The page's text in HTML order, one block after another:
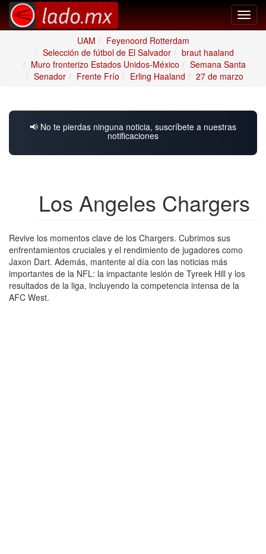
UAM
Feyenoord Rotterdam
Selección de fútbol de El Salvador
braut haaland
Muro fronterizo Estados Unidos-México
Semana Santa
Senador
Frente Frío Erling Haaland 27 de marzo
📢 No te pierdas ninguna noticia, suscríbete a nuestras
notificaciones
Los Angeles Chargers
Revive los momentos clave de los Chargers. Cubrimos sus
enfrentamientos cruciales y el rendimiento de jugadores como
Jaxon Dart. Además, mantente al día con las noticias más
importantes de la NFL: la impactante lesión de Tyreek Hill y los
resultados de la liga, incluyendo la competencia intensa de la
AFC West.